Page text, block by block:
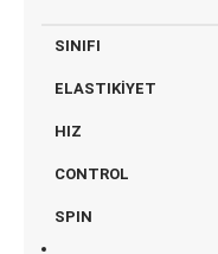
SINIFI
ELASTIKİYET
HIZ
CONTROL
SPIN